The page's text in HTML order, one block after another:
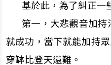
基於此，為了糾正一
第一，大悲觀音加
就成功，當下就能加持
穿缽比登天還難。